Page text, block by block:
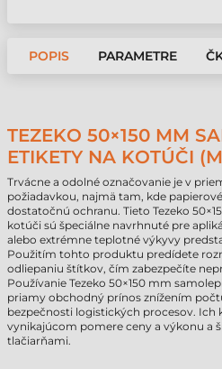
POPIS PARAMETRE
TEZEKO 50×150 MM
ETIKETY NA KOTÚČI
Trvácne a odolné označovanie je v
požiadavkou, najmä tam, kde
dostatočnú ochranu. Tieto Tezeko
kotúči sú špeciálne navrhnuté pre
alebo extrémne teplotné výkyvy
Použitím tohto produktu predídete
odliepaniu štítkov, čím zabezpečíte
Používanie Tezeko 50×150 mm
priamy obchodný prínos znížením
bezpečnosti logistických procesov. Ich
vynikajúcom pomere ceny a výkonu a
tlačiarňami.